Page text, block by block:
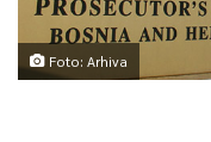
Foto: Arhiva